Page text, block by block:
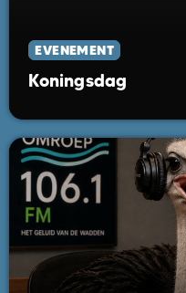
EVENEMENT
Koningsdag